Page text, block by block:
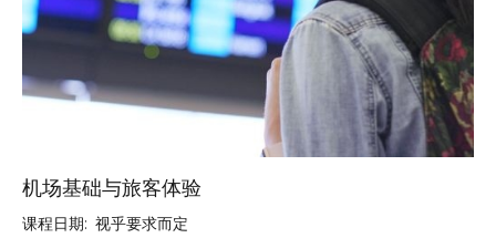
机场基础与旅客体验
课程日期: 视乎要求而定